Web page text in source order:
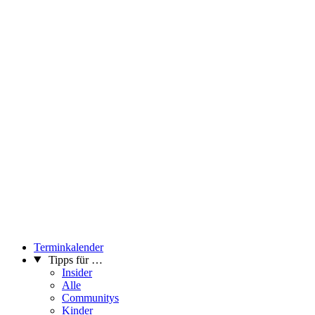
Terminkalender
Tipps für …
Insider
Alle
Communitys
Kinder